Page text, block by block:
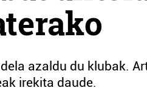
azaldu du klubak.
irekita daude.